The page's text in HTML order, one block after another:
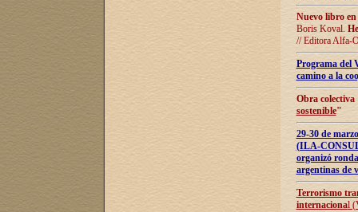
Nuevo libro
Boris Koval.
// Editora Alfa-
Programa del
camino a la
Obra
sostenible"
29-30 de
(ILA-
organizó
argentinas de
Terrorismo
internacional